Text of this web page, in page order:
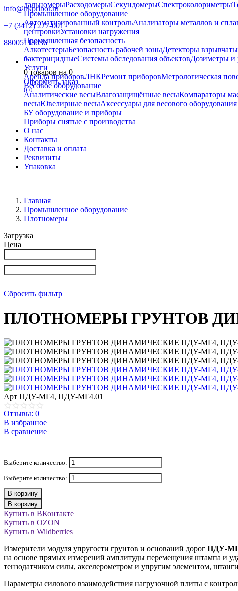
info@nkpribor.ru
+7 (3412) 277-001
88005118036
0
0 товаров на0
Оформить заказ
0 0
дальномерыРасходомерыСекундомерыСпектроколориметры
Промышленное оборудование
Автоматизированный контрольАнализаторы металлов и
центровкиУстановки нагружения
Промышленная безопасность
АлкотестерыБезопасность рабочей зоныДетекторы
бактерицидныеСистемы обследования объектовДозиметры и
Услуги
Аренда приборовЛНКРемонт приборовМетрологическая
Весовое оборудование
Аналитические весыВлагозащищённые весыКомпараторы
весыЮвелирные весыАксессуары для весового оборудования
БУ оборудование и приборы
Приборы снятые с производства
О нас
Контакты
Доставка и оплата
Реквизиты
Упаковка
Главная
Промышленное оборудование
Плотномеры
Загрузка
Цена
Сбросить фильтр
ПЛОТНОМЕРЫ ГРУНТОВ
Арт ПДУ-МГ4, ПДУ-МГ4.01
Отзывы: 0
В избранное
В сравнение
Выберите количество:
Выберите количество:
В корзину
В корзину
Купить в ВКонтакте
Купить в OZON
Купить в Wildberries
Измерители модуля упругости грунтов и оснований дорог ПДУ-
на основе прямых измерений амплитуды перемещения штампа и
тензодатчиком силы, акселерометром и упругим элементом,
Параметры силового взаимодействия нагрузочной плиты с